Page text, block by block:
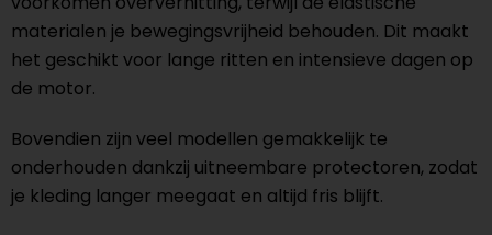
materialen je bewegingsvrijheid behouden. Dit maakt
het geschikt voor lange ritten en intensieve dagen op
de motor.
Bovendien zijn veel modellen gemakkelijk te
onderhouden dankzij uitneembare protectoren, zodat
je kleding langer meegaat en altijd fris blijft.